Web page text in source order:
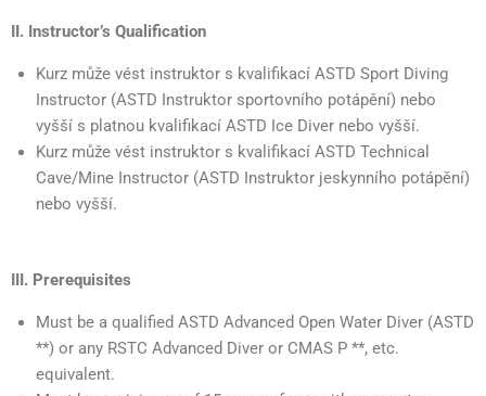
II. Instructor’s Qualification
Kurz může vést instruktor s kvalifikací ASTD Sport Diving
Instructor (ASTD Instruktor sportovního potápění) nebo
vyšší s platnou kvalifikací ASTD Ice Diver nebo vyšší.
Kurz může vést instruktor s kvalifikací ASTD Technical
Cave/Mine Instructor (ASTD Instruktor jeskynního potápění)
nebo vyšší.
III. Prerequisites
Must be a qualified ASTD Advanced Open Water Diver (ASTD
**) or any RSTC Advanced Diver or CMAS P **, etc.
equivalent.